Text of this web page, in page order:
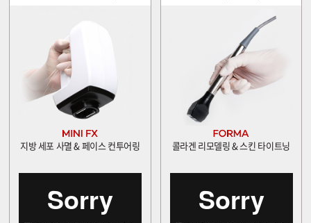
지방 세포 사멸 & 페이스 컨투어링 콜라겐 리모델링 & 스킨 타이트닝